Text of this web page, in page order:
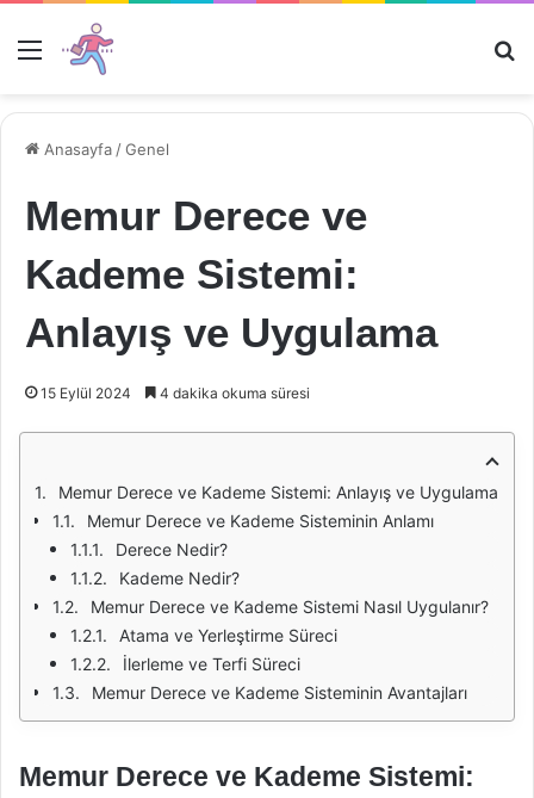
Menü
Anasayfa /Genel
Memur Derece ve
Kademe Sistemi:
Anlayış ve Uygulama
15 Eylül 2024 4 dakika okuma süresi
Memur Derece ve Kademe Sistemi: Anlayış ve Uygulama
Memur Derece ve Kademe Sisteminin Anlamı
Derece Nedir?
Kademe Nedir?
Memur Derece ve Kademe Sistemi Nasıl Uygulanır?
Atama ve Yerleştirme Süreci
İlerleme ve Terfi Süreci
Memur Derece ve Kademe Sisteminin Avantajları
Memur Derece ve Kademe Sistemi: